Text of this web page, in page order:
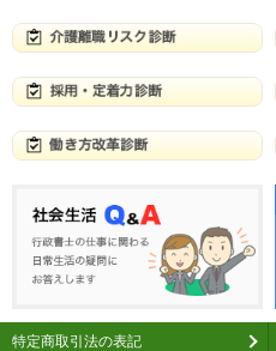
特定商取引法の表記